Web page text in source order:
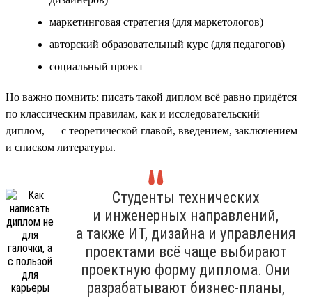
маркетинговая стратегия (для маркетологов)
авторский образовательный курс (для педагогов)
социальный проект
Но важно помнить: писать такой диплом всё равно придётся
по классическим правилам, как и исследовательский
диплом, — с теоретической главой, введением, заключением
и списком литературы.
Студенты технических
и инженерных направлений,
а также ИТ, дизайна и управления
проектами всё чаще выбирают
проектную форму диплома. Они
разрабатывают бизнес-планы,